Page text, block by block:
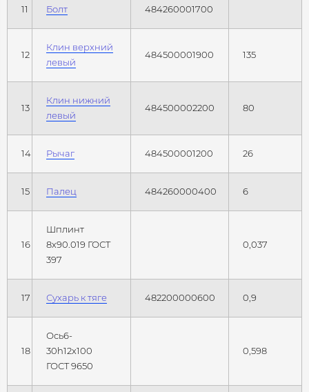
11 Болт 484260001700
12
Клин верхний
левый
484500001900 135
13
Клин нижний
левый
484500002200 80
14 Рычаг 484500001200 26
15 Палец 484260000400 6
16
Шплинт
8х90.019 ГОСТ
397
0,037
17 Сухарь к тяге 482200000600 0,9
18
Ось6-
30h12х100
ГОСТ 9650
0,598